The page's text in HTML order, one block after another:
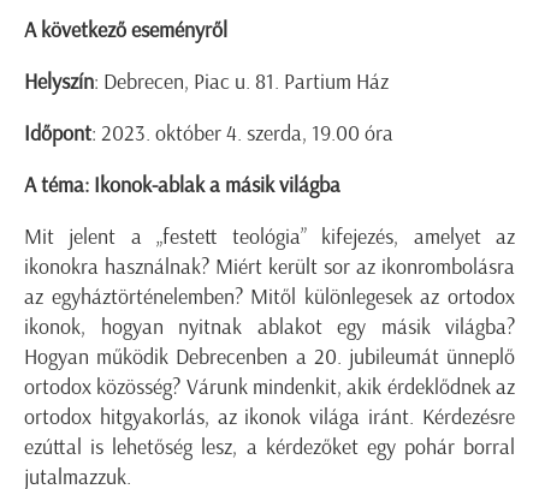
A következő eseményről
Helyszín: Debrecen, Piac u. 81. Partium Ház
Időpont: 2023. október 4. szerda, 19.00 óra
A téma: Ikonok-ablak a másik világba
Mit jelent a „festett teológia” kifejezés, amelyet az
ikonokra használnak? Miért került sor az ikonrombolásra
az egyháztörténelemben? Mitől különlegesek az ortodox
ikonok, hogyan nyitnak ablakot egy másik világba?
Hogyan működik Debrecenben a 20. jubileumát ünneplő
ortodox közösség? Várunk mindenkit, akik érdeklődnek az
ortodox hitgyakorlás, az ikonok világa iránt. Kérdezésre
ezúttal is lehetőség lesz, a kérdezőket egy pohár borral
jutalmazzuk.